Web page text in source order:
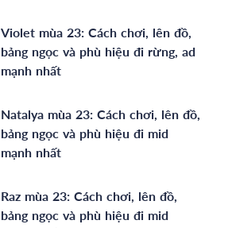
Violet mùa 23: Cách chơi, lên đồ,
bảng ngọc và phù hiệu đi rừng, ad
mạnh nhất
Natalya mùa 23: Cách chơi, lên đồ,
bảng ngọc và phù hiệu đi mid
mạnh nhất
Raz mùa 23: Cách chơi, lên đồ,
bảng ngọc và phù hiệu đi mid